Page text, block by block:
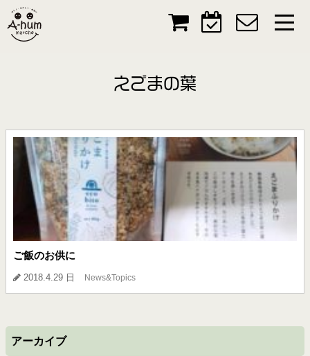
えごまの葉
ご飯のお供に
2018.4.29 日 News&Topics
アーカイブ